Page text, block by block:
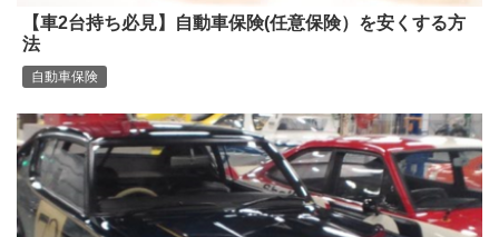
【車2台持ち必見】自動車保険(任意保険）を安くする方
法
自動車保険